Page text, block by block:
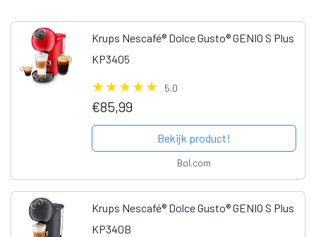
Krups Nescafé® Dolce Gusto® GENIO S Plus
KP3405
5.0
€85,99
Bekijk product!
Bol.com
Krups Nescafé® Dolce Gusto® GENIO S Plus
KP340B